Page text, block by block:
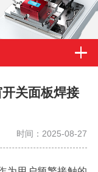
关面板焊接
时间：2025-08-27